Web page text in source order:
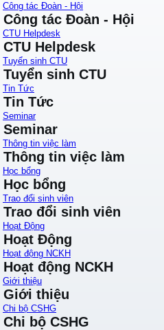
Công tác Đoàn - Hội
Công tác Đoàn - Hội
CTU Helpdesk
CTU Helpdesk
Tuyển sinh CTU
Tuyển sinh CTU
Tin Tức
Tin Tức
Seminar
Seminar
Thông tin việc làm
Thông tin việc làm
Học bổng
Học bổng
Trao đổi sinh viên
Trao đổi sinh viên
Hoạt Động
Hoạt Động
Hoạt động NCKH
Hoạt động NCKH
Giới thiệu
Giới thiệu
Chi bộ CSHG
Chi bộ CSHG